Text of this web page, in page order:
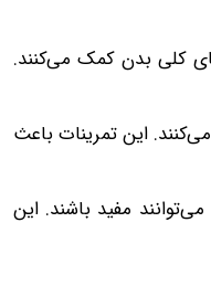
کلی بدن کمک می‌کنند.
این تمرینات باعث
مفید باشند. این